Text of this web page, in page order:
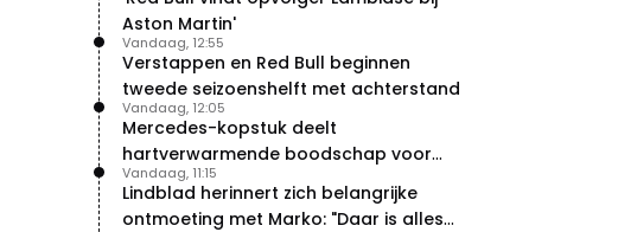
Aston Martin'
Verstappen en Red Bull beginnen
tweede seizoenshelft met achterstand
Vandaag, 12:55
Mercedes-kopstuk deelt
hartverwarmende boodschap voor
overstap naar Red Bull
Vandaag, 12:05
Lindblad herinnert zich belangrijke
ontmoeting met Marko: "Daar is alles
Vandaag, 11:15